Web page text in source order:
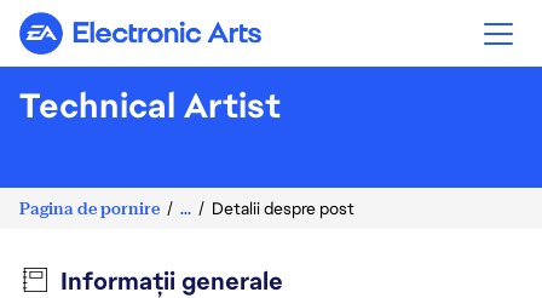
Electronic Arts
Technical Artist
Pagina de pornire ... Detalii despre post
Informații generale